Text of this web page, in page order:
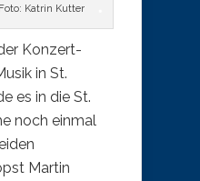
Katrin Kutter
Konzert-
in St.
es in die St.
noch einmal
Martin